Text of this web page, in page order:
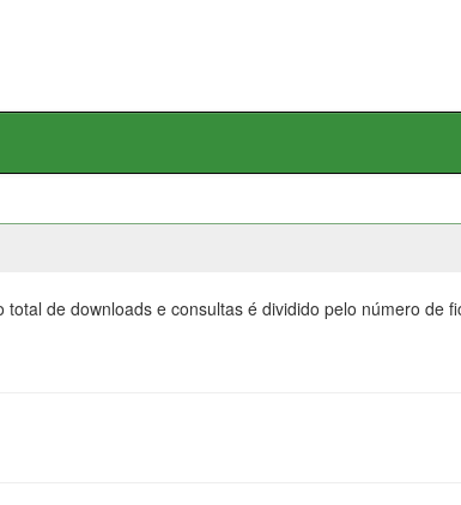
de downloads e consultas é dividido pelo número de